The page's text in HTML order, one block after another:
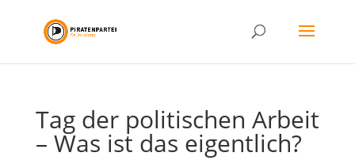
Tag der politischen Arbeit
– Was ist das eigentlich?